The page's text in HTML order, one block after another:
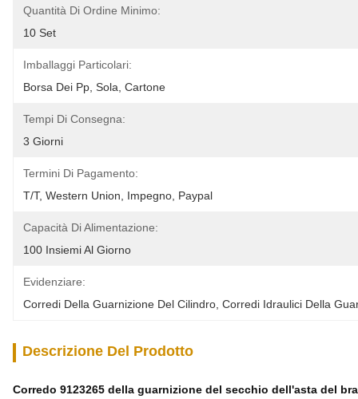
Quantità Di Ordine Minimo:
10 Set
Imballaggi Particolari:
Borsa Dei Pp, Sola, Cartone
Tempi Di Consegna:
3 Giorni
Termini Di Pagamento:
T/T, Western Union, Impegno, Paypal
Capacità Di Alimentazione:
100 Insiemi Al Giorno
Evidenziare:
Corredi Della Guarnizione Del Cilindro Corredi Idraulici Della
Descrizione Del Prodotto
Corredo 9123265 della guarnizione del secchio dell'asta del